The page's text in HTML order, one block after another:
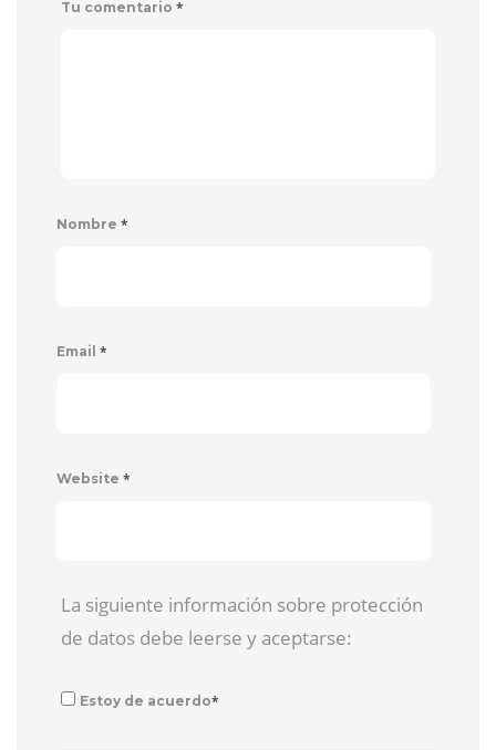
Tu comentario *
Nombre *
Email *
Website *
La siguiente información sobre protección
de datos debe leerse y aceptarse:
Estoy de acuerdo*